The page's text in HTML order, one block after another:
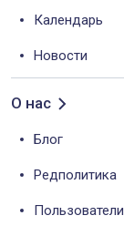
Календарь
Новости
О нас
Блог
Редполитика
Пользователи